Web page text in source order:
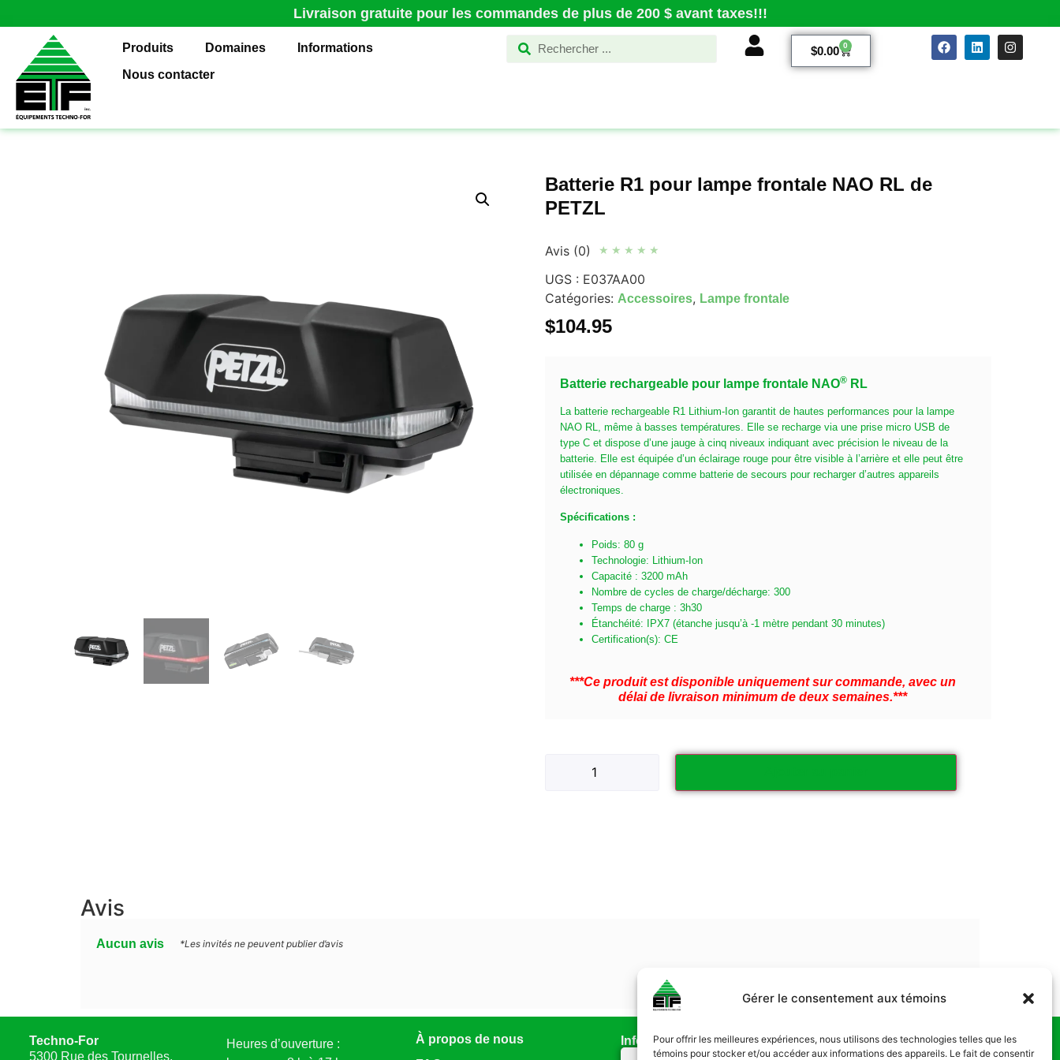
Gérer le consentement aux témoins
Pour offrir les meilleures expériences, nous utilisons des technologies telles que les
témoins pour stocker et/ou accéder aux informations des appareils. Le fait de consentir
Livraison gratuite pour les commandes de plus de 200 $ avant taxes!!!
Produits Domaines
Informations
Nous contacter
$0.00 0
Batterie R1 pour lampe frontale NAO RL de
PETZL
Avis (0) ★ ★ ★ ★ ★
UGS : E037AA00
Catégories: Accessoires, Lampe frontale
$104.95
Batterie rechargeable pour lampe frontale NAO®RL
La batterie rechargeable R1 Lithium-Ion garantit de hautes performances pour la lampe
NAO RL, même à basses températures. Elle se recharge via une prise micro USB de
type C et dispose d’une jauge à cinq niveaux indiquant avec précision le niveau de la
batterie. Elle est équipée d’un éclairage rouge pour être visible à l’arrière et elle peut être
utilisée en dépannage comme batterie de secours pour recharger d’autres appareils
électroniques.
Spécifications :
Poids: 80 g
Technologie: Lithium-Ion
Capacité : 3200 mAh
Nombre de cycles de charge/décharge: 300
Temps de charge : 3h30
Étanchéité: IPX7 (étanche jusqu’à -1 mètre pendant 30 minutes)
Certification(s): CE
***Ce produit est disponible uniquement sur commande, avec un
délai de livraison minimum de deux semaines.***
Avis
Aucun avis *Les invités ne peuvent publier d’avis
Techno-For
5300 Rue des Tournelles,
Heures d’ouverture :
À propos de nous
Infolettre